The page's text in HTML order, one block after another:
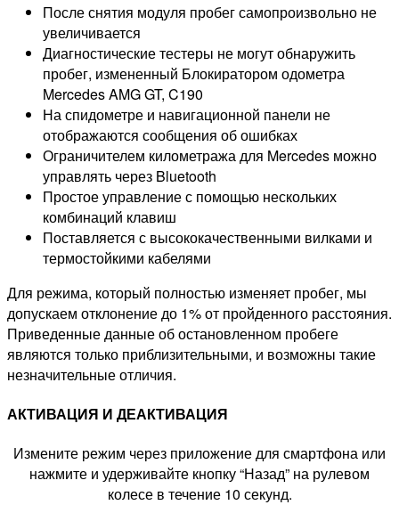
После снятия модуля пробег самопроизвольно не
увеличивается
Диагностические тестеры не могут обнаружить
пробег, измененный Блокиратором одометра
Mercedes AMG GT, C190
На спидометре и навигационной панели не
отображаются сообщения об ошибках
Ограничителем километража для Mercedes можно
управлять через Bluetooth
Простое управление с помощью нескольких
комбинаций клавиш
Поставляется с высококачественными вилками и
термостойкими кабелями
Для режима, который полностью изменяет пробег, мы
допускаем отклонение до 1% от пройденного расстояния.
Приведенные данные об остановленном пробеге
являются только приблизительными, и возможны такие
незначительные отличия.
АКТИВАЦИЯ И ДЕАКТИВАЦИЯ
Измените режим через приложение для смартфона или
нажмите и удерживайте кнопку “Назад” на рулевом
колесе в течение 10 секунд.